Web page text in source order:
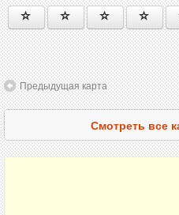
Предыдущая карта
Смотреть все